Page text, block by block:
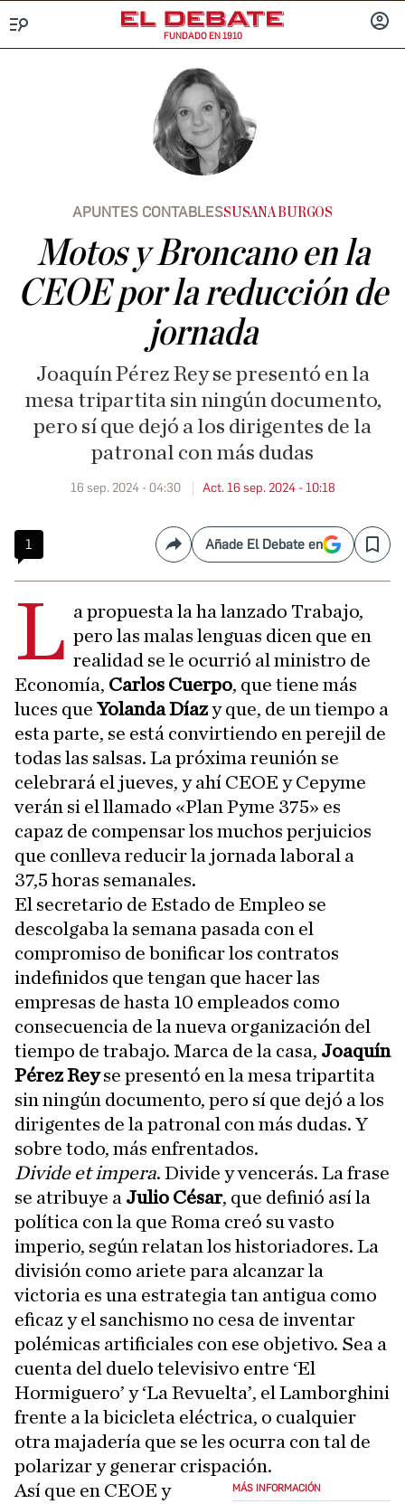
FUNDADO EN 1910
APUNTES CONTABLESSUSANA BURGOS
Motos y Broncano en la
CEOE por la reducción de
jornada
Joaquín Pérez Rey se presentó en la
mesa tripartita sin ningún documento,
pero sí que dejó a los dirigentes de la
patronal con más dudas
16 sep. 2024 - 04:30 Act. 16 sep. 2024 - 10:18
1 CompartirAñade El Debate en Save
L a propuesta la ha lanzado Trabajo,
pero las malas lenguas dicen que en
realidad se le ocurrió al ministro de
Economía, Carlos Cuerpo, que tiene más
luces que Yolanda Díazy que, de un tiempo a
esta parte, se está convirtiendo en perejil de
todas las salsas. La próxima reunión se
celebrará el jueves, y ahí CEOE y Cepyme
verán si el llamado «Plan Pyme 375» es
capaz de compensar los muchos perjuicios
que conlleva reducir la jornada laboral a
37,5 horas semanales.
El secretario de Estado de Empleo se
descolgaba la semana pasada con el
compromiso de bonificar los contratos
indefinidos que tengan que hacer las
empresas de hasta 10 empleados como
consecuencia de la nueva organización del
tiempo de trabajo. Marca de la casa, Joaquín
Pérez Reyse presentó en la mesa tripartita
sin ningún documento, pero sí que dejó a los
dirigentes de la patronal con más dudas. Y
sobre todo, más enfrentados.
Divide et impera. Divide y vencerás. La frase
se atribuye a Julio César, que definió así la
política con la que Roma creó su vasto
imperio, según relatan los historiadores. La
división como ariete para alcanzar la
victoria es una estrategia tan antigua como
eficaz y el sanchismo no cesa de inventar
polémicas artificiales con ese objetivo. Sea a
cuenta del duelo televisivo entre ‘El
Hormiguero’ y ‘La Revuelta’, el Lamborghini
frente a la bicicleta eléctrica, o cualquier
otra majadería que se les ocurra con tal de
polarizar y generar crispación.
MÁS INFORMACIÓN
Así que en CEOE y